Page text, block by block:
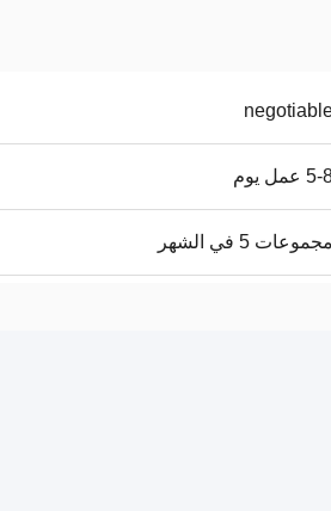
عمل يوم
مجموعات 5 في الشهر